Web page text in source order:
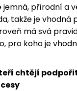
přírodní a
takže je vhodná
má svá
pro koho je
chtějí